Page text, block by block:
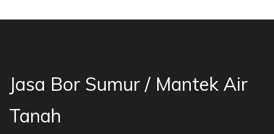
Jasa Bor Sumur / Mantek Air
Tanah